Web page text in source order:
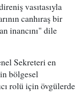
vasıtasıyla
canhıraş bir
inancını" dile
Sekreteri en
bölgesel
rolü için övgülerde